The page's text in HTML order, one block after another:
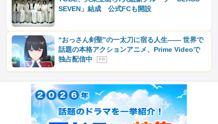
SEVEN」結成 公式FCも開設
“おっさん剣聖”の一太刀に宿る人生―― 世界で
話題の本格アクションアニメ、Prime Videoで
独占配信中
P R